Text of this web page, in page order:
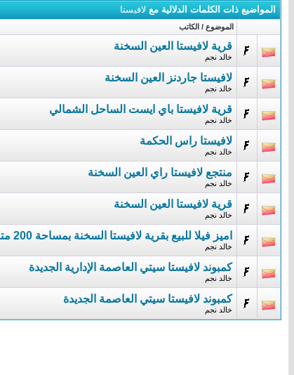
المواضيع ذات الكلمات الدلالية مع لافيستا
الموضوع / الكاتب
قرية لافيستا العين السخنة
خالد نجم
لافيستا جاردنز العين السخنة
خالد نجم
قرية لافيستا باي ايست الساحل الشمالي
خالد نجم
لافيستا راس الحكمة
خالد نجم
منتجع لافيستا راي العين السخنة
خالد نجم
قرية لافيستا العين السخنة
خالد نجم
اميز فيلا للبيع بقرية لافيستا السخنة بمساحة 200 متر
خالد نجم
كمبوند لافيستا سيتي العاصمة الإدارية الجديدة
خالد نجم
كمبوند لافيستا سيتي العاصمة الجديدة
خالد نجم